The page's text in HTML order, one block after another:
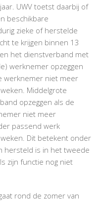
UWV toetst daarbij of
beschikbare
zieke of herstelde
te krijgen binnen 13
het dienstverband met
werknemer opzeggen
werknemer niet meer
Middelgrote
opzeggen als de
niet meer
passend werk
Dit betekent onder
hersteld is in het tweede
zijn functie nog niet
rond de zomer van